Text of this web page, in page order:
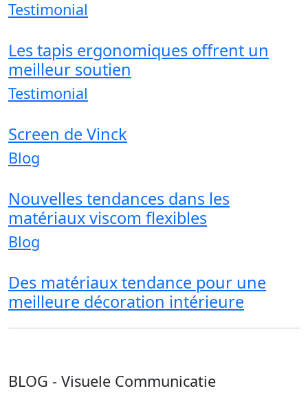
Testimonial
Les tapis ergonomiques offrent un
meilleur soutien
Testimonial
Screen de Vinck
Blog
Nouvelles tendances dans les
matériaux viscom flexibles
Blog
Des matériaux tendance pour une
meilleure décoration intérieure
BLOG - Visuele Communicatie